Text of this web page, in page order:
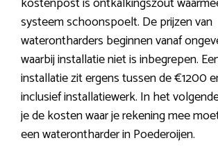
systeem schoonspoelt. De prijzen van
waterontharders beginnen vanaf
waarbij installatie niet is inbegrepen.
installatie zit ergens tussen de €1200
inclusief installatiewerk. In het
je de kosten waar je rekening mee
een waterontharder in Poederoijen.